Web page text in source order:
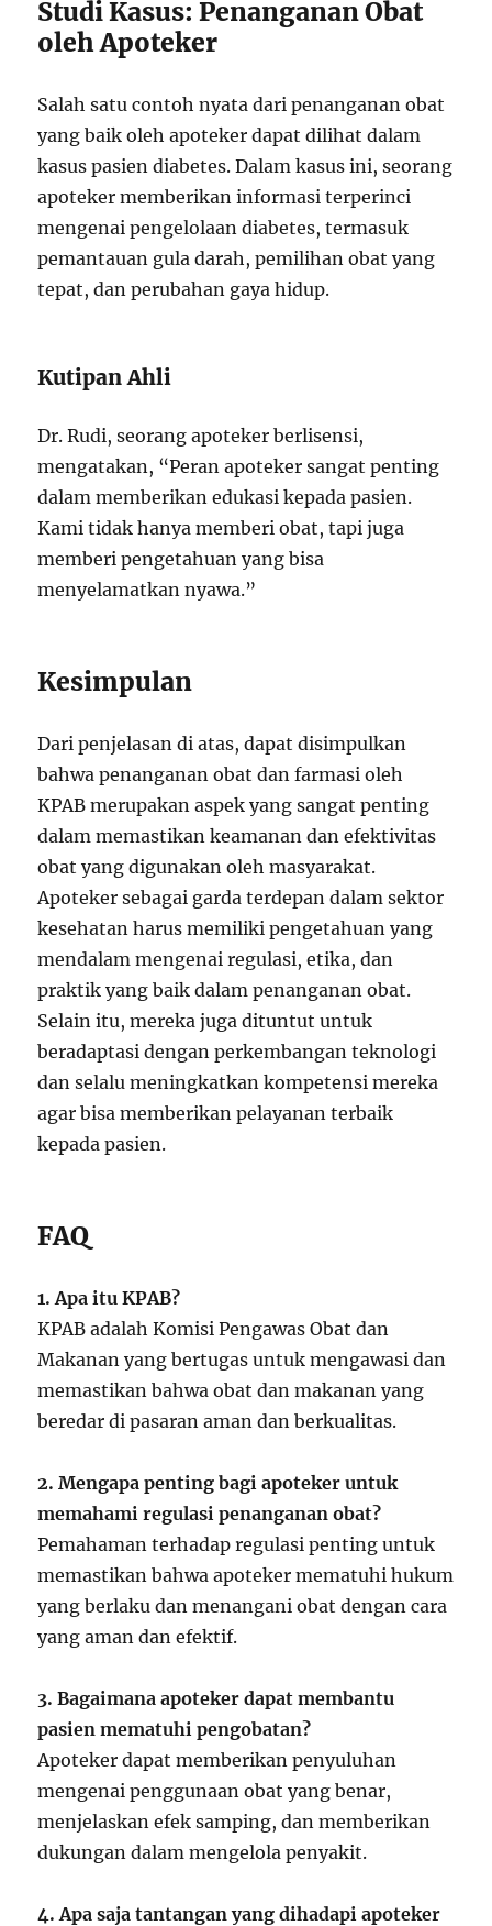
Studi Kasus: Penanganan Obat
oleh Apoteker
Salah satu contoh nyata dari penanganan obat
yang baik oleh apoteker dapat dilihat dalam
kasus pasien diabetes. Dalam kasus ini, seorang
apoteker memberikan informasi terperinci
mengenai pengelolaan diabetes, termasuk
pemantauan gula darah, pemilihan obat yang
tepat, dan perubahan gaya hidup.
Kutipan Ahli
Dr. Rudi, seorang apoteker berlisensi,
mengatakan, “Peran apoteker sangat penting
dalam memberikan edukasi kepada pasien.
Kami tidak hanya memberi obat, tapi juga
memberi pengetahuan yang bisa
menyelamatkan nyawa.”
Kesimpulan
Dari penjelasan di atas, dapat disimpulkan
bahwa penanganan obat dan farmasi oleh
KPAB merupakan aspek yang sangat penting
dalam memastikan keamanan dan efektivitas
obat yang digunakan oleh masyarakat.
Apoteker sebagai garda terdepan dalam sektor
kesehatan harus memiliki pengetahuan yang
mendalam mengenai regulasi, etika, dan
praktik yang baik dalam penanganan obat.
Selain itu, mereka juga dituntut untuk
beradaptasi dengan perkembangan teknologi
dan selalu meningkatkan kompetensi mereka
agar bisa memberikan pelayanan terbaik
kepada pasien.
FAQ
1. Apa itu KPAB?
KPAB adalah Komisi Pengawas Obat dan
Makanan yang bertugas untuk mengawasi dan
memastikan bahwa obat dan makanan yang
beredar di pasaran aman dan berkualitas.
2. Mengapa penting bagi apoteker untuk
memahami regulasi penanganan obat?
Pemahaman terhadap regulasi penting untuk
memastikan bahwa apoteker mematuhi hukum
yang berlaku dan menangani obat dengan cara
yang aman dan efektif.
3. Bagaimana apoteker dapat membantu
pasien mematuhi pengobatan?
Apoteker dapat memberikan penyuluhan
mengenai penggunaan obat yang benar,
menjelaskan efek samping, dan memberikan
dukungan dalam mengelola penyakit.
4. Apa saja tantangan yang dihadapi apoteker